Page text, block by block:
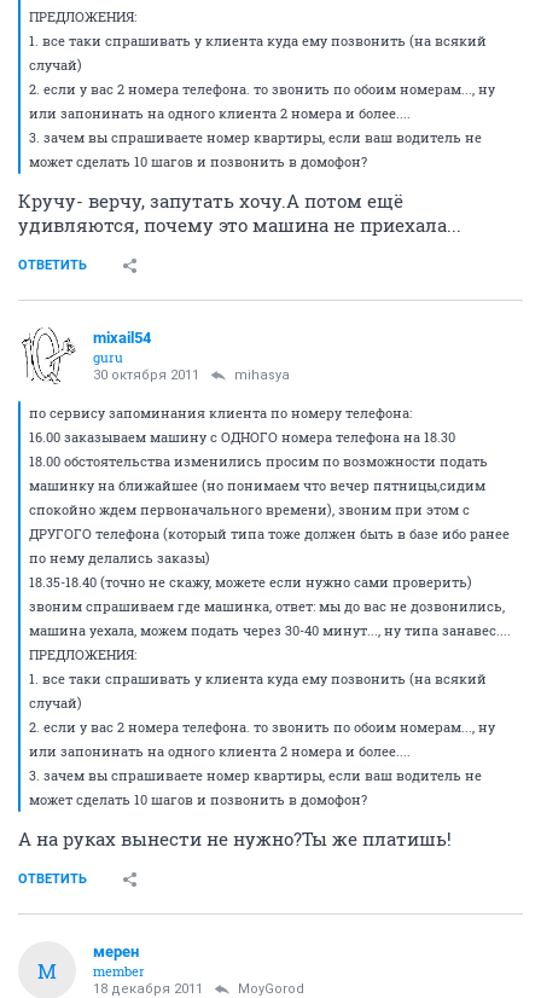
ПРЕДЛОЖЕНИЯ:
1. все таки спрашивать у клиента куда ему позвонить (на всякий
случай)
2. если у вас 2 номера телефона. то звонить по обоим номерам..., ну
или запонинать на одного клиента 2 номера и более....
3. зачем вы спрашиваете номер квартиры, если ваш водитель не
может сделать 10 шагов и позвонить в домофон?
Кручу- верчу, запутать хочу.А потом ещё
удивляются, почему это машина не приехала...
ОТВЕТИТЬ
mixail54
guru
30 октября 2011 mihasya
по сервису запоминания клиента по номеру телефона:
16.00 заказываем машину с ОДНОГО номера телефона на 18.30
18.00 обстоятельства изменились просим по возможности подать
машинку на ближайшее (но понимаем что вечер пятницы,сидим
спокойно ждем первоначального времени), звоним при этом с
ДРУГОГО телефона (который типа тоже должен быть в базе ибо ранее
по нему делались заказы)
18.35-18.40 (точно не скажу, можете если нужно сами проверить)
звоним спрашиваем где машинка, ответ: мы до вас не дозвонились,
машина уехала, можем подать через 30-40 минут..., ну типа занавес....
ПРЕДЛОЖЕНИЯ:
1. все таки спрашивать у клиента куда ему позвонить (на всякий
случай)
2. если у вас 2 номера телефона. то звонить по обоим номерам..., ну
или запонинать на одного клиента 2 номера и более....
3. зачем вы спрашиваете номер квартиры, если ваш водитель не
может сделать 10 шагов и позвонить в домофон?
А на руках вынести не нужно?Ты же платишь!
ОТВЕТИТЬ
М
мерен
member
18 декабря 2011 MoyGorod